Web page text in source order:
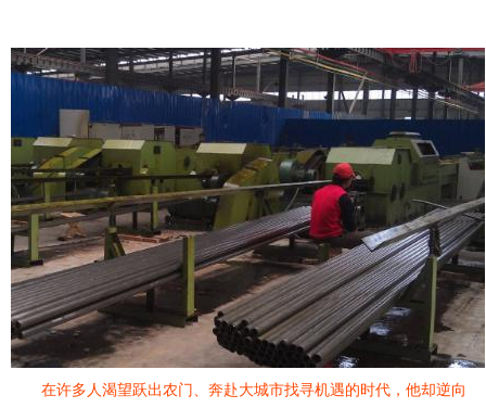
在许多人渴望跃出农门、奔赴大城市找寻机遇的时代，他却逆向